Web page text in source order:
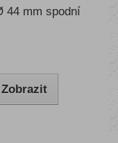
44 mm spodní
Zobrazit